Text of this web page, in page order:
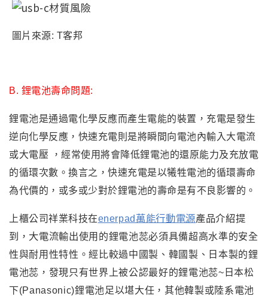
圖片來源: T客邦
B. 鋰電池壽命問題:
鋰電池是通過電化學反應而產生電能的裝置 ，充電是發生
逆向化學反應 ， 快速充電則是將瞬間向電池內輸入大電流
或大電壓
，經常使用將會降低鋰電池的還原能力及充放電
的循環次數 。換言之 ，快速充電是以犧牲電池的循環壽命
為代價的 ，或多或少對於鋰電池的壽命是有不良影響的 。
上櫃公司祥業科技在enerpad萬能行動電源產品介紹提
到
， 大電流輸出使用的鋰電池蕊必須具備超高水準的安全
性與耐用性特性 。經比較過中國製、韓國製、日本製的鋰
電池蕊 ，發現只有世界上被公認最好的鋰電池蕊~日本松
下(Panasonic)鋰電池足以堪大任 ，其他韓製或陸系電池